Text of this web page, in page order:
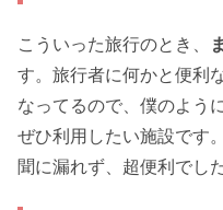
こういった旅行のとき、
す。旅行者に何かと便利
なってるので、僕のよう
ぜひ利用したい施設です
聞に漏れず、超便利でし